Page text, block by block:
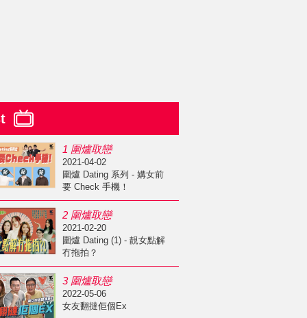
1 圍爐取戀
2021-04-02
圍爐 Dating 系列 - 媾女前
要 Check 手機！
2 圍爐取戀
2021-02-20
圍爐 Dating (1) - 靚女點解
冇拖拍？
3 圍爐取戀
2022-05-06
女友翻撻佢個Ex